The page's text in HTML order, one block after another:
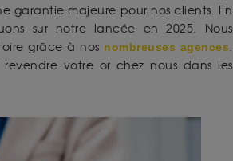
garantie majeure pour nos clients. En
sur notre lancée en 2025. Nous
grâce à nos nombreuses agences.
votre or chez nous dans les